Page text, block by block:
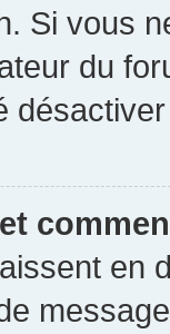
Si vous
du
en